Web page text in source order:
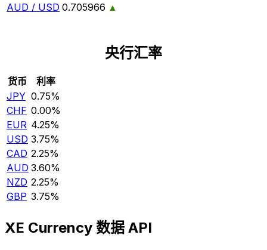
AUD / USD 0.705966 ▲
央行汇率
货币
利率
JPY 0.75%
CHF 0.00%
EUR 4.25%
USD 3.75%
CAD 2.25%
AUD 3.60%
NZD 2.25%
GBP 3.75%
XE Currency 数据 API